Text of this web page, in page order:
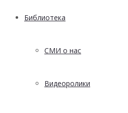
Библиотека
СМИ о нас
Видеоролики